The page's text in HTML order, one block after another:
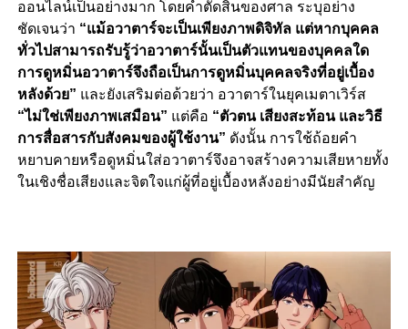
ออนไลน์เป็นอย่างมาก โดยคำตัดสินของศาล ระบุอย่าง
ชัดเจนว่า “แม้อวาตาร์จะเป็นเพียงภาพดิจิทัล แต่หากบุคคล
ทั่วไปสามารถรับรู้ว่าอวาตาร์นั้นเป็นตัวแทนของบุคคลใด
การดูหมิ่นอวาตาร์จึงถือเป็นการดูหมิ่นบุคคลจริงที่อยู่เบื้อง
หลังด้วย” และยังเสริมต่อด้วยว่า อวาตาร์ในยุคเมตาเวิร์ส
“ไม่ใช่เพียงภาพเสมือน” แต่คือ “ตัวตน เสียงสะท้อน และวิธี
การสื่อสารกับสังคมของผู้ใช้งาน” ดังนั้น การใช้ถ้อยคำ
หยาบคายหรือดูหมิ่นใส่อวาตาร์จึงอาจสร้างความเสียหายทั้ง
ในเชิงชื่อเสียงและจิตใจแก่ผู้ที่อยู่เบื้องหลังอย่างมีนัยสำคัญ